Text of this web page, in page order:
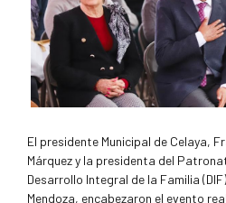
El presidente Municipal de Celaya,
Márquez y la presidenta del
Desarrollo Integral de la Familia
Mendoza, encabezaron el evento